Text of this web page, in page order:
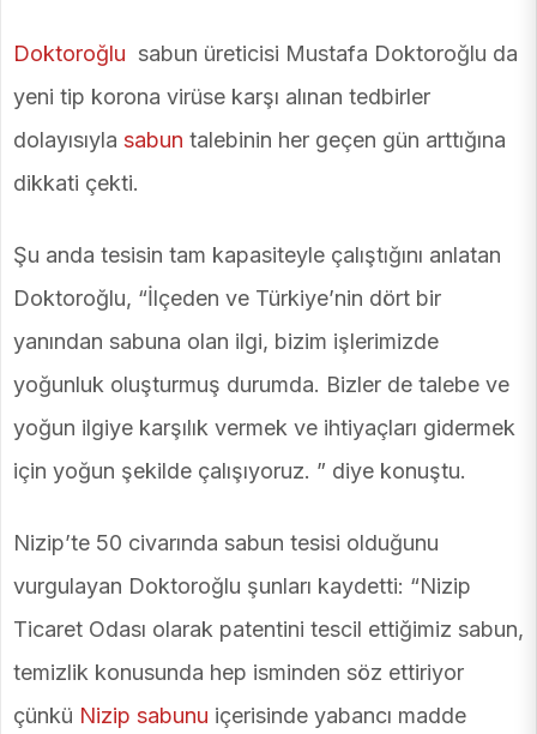
Doktoroğlu sabun üreticisi Mustafa Doktoroğlu da
yeni tip korona virüse karşı alınan tedbirler
dolayısıyla sabun talebinin her geçen gün arttığına
dikkati çekti.
Şu anda tesisin tam kapasiteyle çalıştığını anlatan
Doktoroğlu, “İlçeden ve Türkiye’nin dört bir
yanından sabuna olan ilgi, bizim işlerimizde
yoğunluk oluşturmuş durumda. Bizler de talebe ve
yoğun ilgiye karşılık vermek ve ihtiyaçları gidermek
için yoğun şekilde çalışıyoruz. ” diye konuştu.
Nizip’te 50 civarında sabun tesisi olduğunu
vurgulayan Doktoroğlu şunları kaydetti: “Nizip
Ticaret Odası olarak patentini tescil ettiğimiz sabun,
temizlik konusunda hep isminden söz ettiriyor
çünkü Nizip sabunu içerisinde yabancı madde